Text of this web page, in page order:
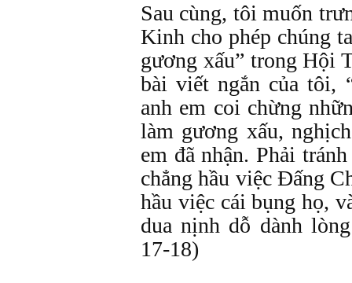
Sau cùng, tôi muốn
Kinh cho phép chúng
gương xấu” trong Hội
bài viết ngắn của tôi,
anh em coi chừng
làm gương xấu,
em đã nhận. Phải
chẳng hầu việc Ðấng
hầu việc cái bụng họ,
dua nịnh dỗ dành
17-18)